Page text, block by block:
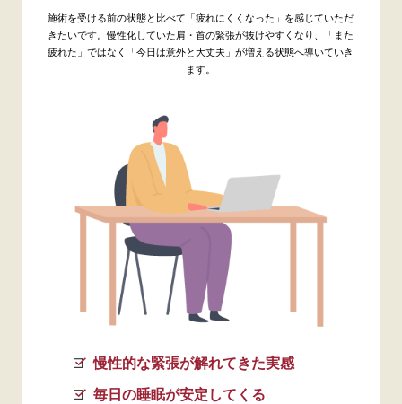
施術を受ける前の状態と比べて「疲れにくくなった」を感じていただ
きたいです。慢性化していた肩・首の緊張が抜けやすくなり、「また
疲れた」ではなく「今日は意外と大丈夫」が増える状態へ導いていき
ます。
慢性的な緊張が解れてきた実感
毎日の睡眠が安定してくる